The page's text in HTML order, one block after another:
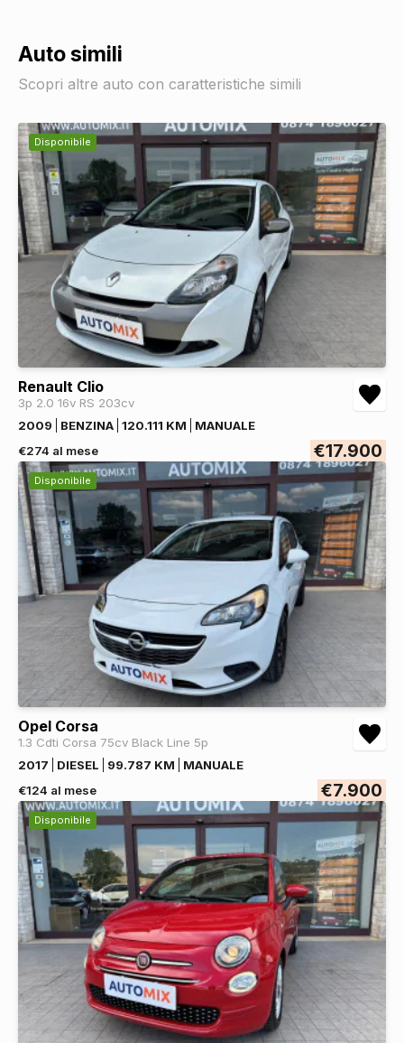
Auto simili
Scopri altre auto con caratteristiche simili
Disponibile
Renault Clio
3p 2.0 16v RS 203cv
2009
BENZINA 120.111 KM
MANUALE
€274 al mese
€17.900
Disponibile
Opel Corsa
1.3 Cdti Corsa 75cv Black Line 5p
2017
DIESEL 99.787 KM
MANUALE
€124 al mese
€7.900
Disponibile